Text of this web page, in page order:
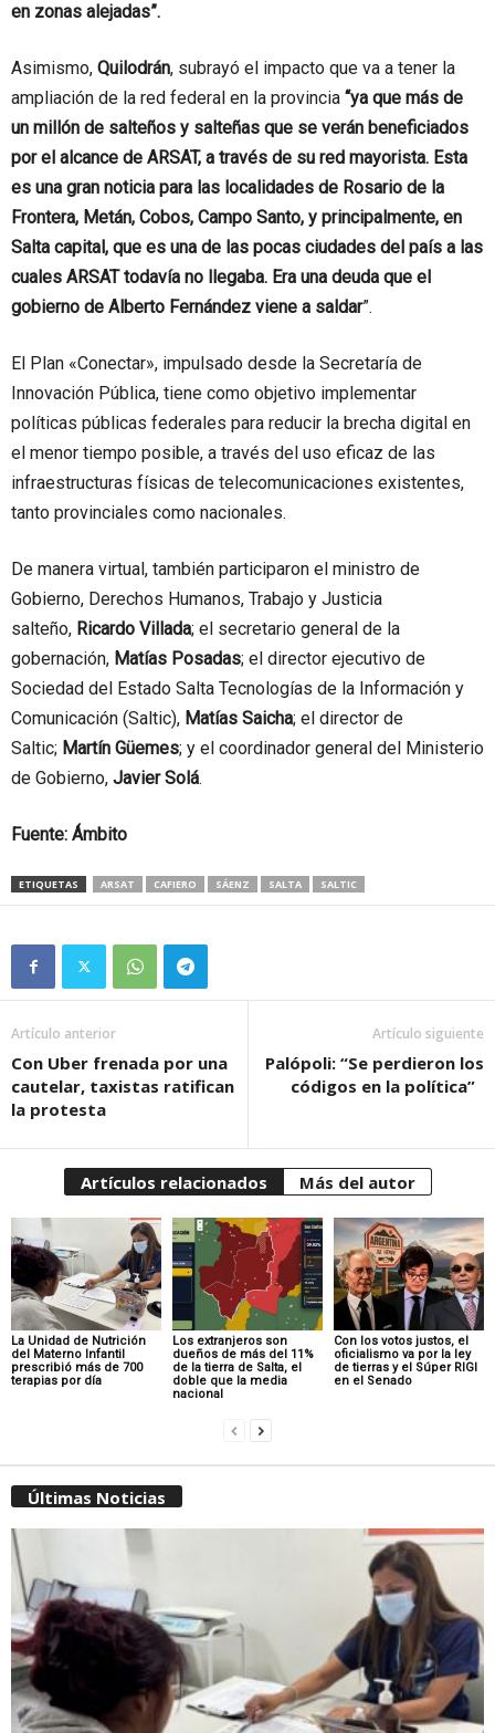
en zonas alejadas”.
Asimismo, Quilodrán, subrayó el impacto que va a tener la
ampliación de la red federal en la provincia “ya que más de
un millón de salteños y salteñas que se verán beneficiados
por el alcance de ARSAT, a través de su red mayorista. Esta
es una gran noticia para las localidades de Rosario de la
Frontera, Metán, Cobos, Campo Santo, y principalmente, en
Salta capital, que es una de las pocas ciudades del país a las
cuales ARSAT todavía no llegaba. Era una deuda que el
gobierno de Alberto Fernández viene a saldar”.
El Plan «Conectar», impulsado desde la Secretaría de
Innovación Pública, tiene como objetivo implementar
políticas públicas federales para reducir la brecha digital en
el menor tiempo posible, a través del uso eficaz de las
infraestructuras físicas de telecomunicaciones existentes,
tanto provinciales como nacionales.
De manera virtual, también participaron el ministro de
Gobierno, Derechos Humanos, Trabajo y Justicia
salteño, Ricardo Villada; el secretario general de la
gobernación, Matías Posadas; el director ejecutivo de
Sociedad del Estado Salta Tecnologías de la Información y
Comunicación (Saltic), Matías Saicha; el director de
Saltic; Martín Güemes; y el coordinador general del Ministerio
de Gobierno, Javier Solá.
Fuente: Ámbito
ETIQUETAS ARSAT CAFIERO SÁENZ SALTA SALTIC
Artículo anterior
Con Uber frenada por una
cautelar, taxistas ratifican
la protesta
Artículo siguiente
Palópoli: “Se perdieron los
códigos en la política”
Artículos relacionados Más del autor
La Unidad de Nutrición
del Materno Infantil
prescribió más de 700
terapias por día
Los extranjeros son
dueños de más del 11%
de la tierra de Salta, el
doble que la media
nacional
Con los votos justos, el
oficialismo va por la ley
de tierras y el Súper RIGI
en el Senado
Últimas Noticias